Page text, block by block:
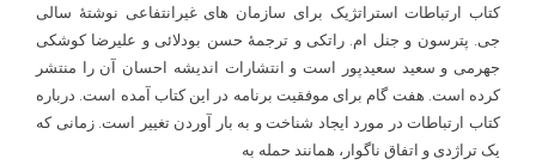
کتاب:
ارتباطات
برای
سازمان
کتاب ارتباطات استراتژیک برای سازمان های غیرانتفاعی نوشتهٔ سالی
جی. پترسون و جنل ام. راتکی و ترجمهٔ حسن بودلائی و علیرضا کوشکی
جهرمی و سعید سعیدپور است و انتشارات اندیشه احسان آن را منتشر
کرده است. هفت گام برای موفقیت برنامه در این کتاب آمده است. درباره
کتاب ارتباطات در مورد ایجاد شناخت و به بار آوردن تغییر است. زمانی که
یک تراژدی و اتفاق ناگوار، همانند حمله به